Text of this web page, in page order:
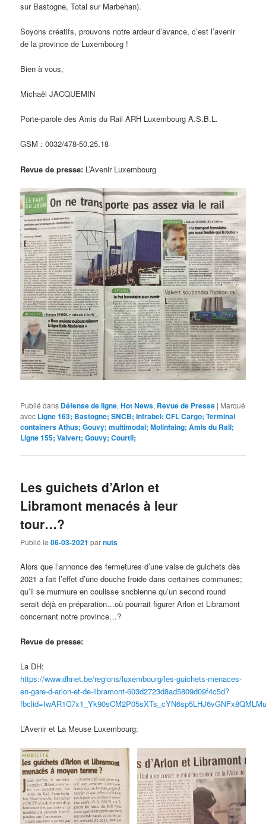
sur Bastogne, Total sur Marbehan).
Soyons créatifs, prouvons notre ardeur d’avance, c’est l’avenir
de la province de Luxembourg !
Bien à vous,
Michaël JACQUEMIN
Porte-parole des Amis du Rail ARH Luxembourg A.S.B.L.
GSM : 0032/478-50.25.18
Revue de presse: L’Avenir Luxembourg
Publié dans Défense de ligne,Hot News, Revue de Presse | Marqué
avec Ligne 163; Bastogne; SNCB; Infrabel; CFL Cargo; Terminal
containers Athus; Gouvy; multimodal; Molinfaing; Amis du Rail;
Ligne 155; Valvert; Gouvy; Courtil;
Les guichets d’Arlon et
Libramont menacés à leur
tour…?
Publié le06-03-2021 parnuts
Alors que l’annonce des fermetures d’une valse de guichets dès
2021 a fait l’effet d’une douche froide dans certaines communes;
qu’il se murmure en coulisse sncbienne qu’un second round
serait déjà en préparation…où pourrait figurer Arlon et Libramont
concernant notre province…?
Revue de presse:
La DH:
https://www.dhnet.be/regions/luxembourg/les-guichets-menaces-
en-gare-d-arlon-et-de-libramont-603d2723d8ad5809d09f4c5d?
L’Avenir et La Meuse Luxembourg: